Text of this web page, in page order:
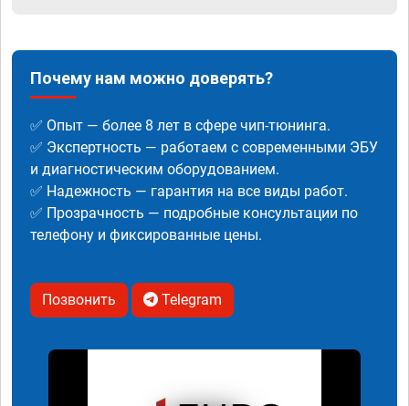
Почему нам можно доверять?
✅ Опыт — более 8 лет в сфере чип-тюнинга.
✅ Экспертность — работаем с современными ЭБУ
и диагностическим оборудованием.
✅ Надежность — гарантия на все виды работ.
✅ Прозрачность — подробные консультации по
телефону и фиксированные цены.
Позвонить Telegram